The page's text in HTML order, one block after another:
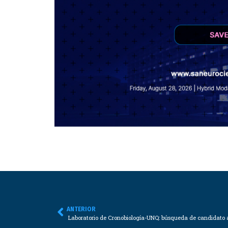
ANTERIOR
Laboratorio de Cronobiología-UNQ: búsqueda de candidato